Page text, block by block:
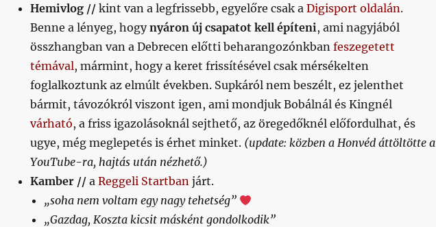
Hemivlog // kint van a legfrissebb, egyelőre csak a Digisport oldalán.
Benne a lényeg, hogynyáron új csapatot kell építeni, ami nagyjából
összhangban van a Debrecen előtti beharangozónkban feszegetett
témával, mármint, hogy a keret frissítésével csak mérsékelten
foglalkoztunk az elmúlt években. Supkáról nem beszélt, ez jelenthet
bármit, távozókról viszont igen, ami mondjuk Bobálnál és Kingnél
várható, a friss igazolásoknál sejthető, az öregedőknél előfordulhat, és
ugye, még meglepetés is érhet minket. (update: közben a Honvéd áttöltötte a
YouTube-ra, hajtás után nézhető.)
Kamber // a Reggeli Startbanjárt.
„soha nem voltam egy nagy tehetség”
„Gazdag, Koszta kicsit másként gondolkodik”